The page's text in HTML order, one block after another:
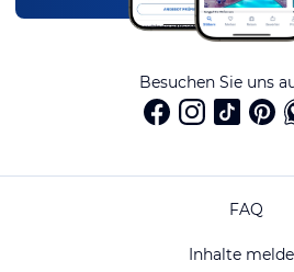
Besuchen Sie uns
FAQ
Inhalte